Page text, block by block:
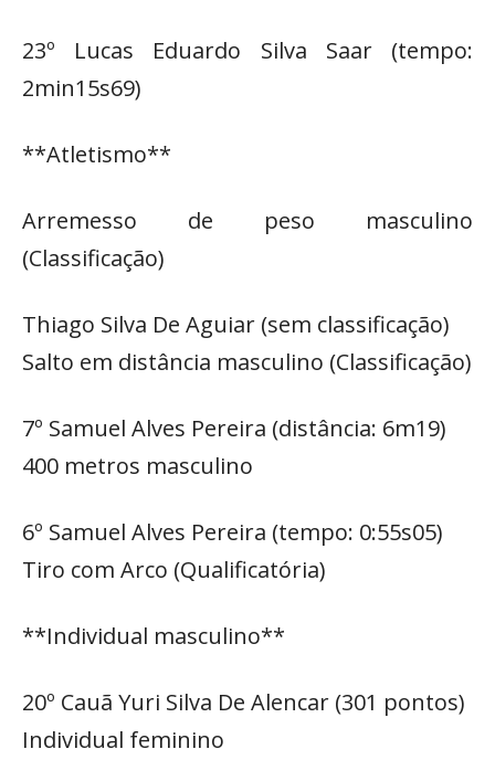
23º Lucas Eduardo Silva Saar (tempo:
2min15s69)
**Atletismo**
Arremesso de peso masculino
(Classificação)
Thiago Silva De Aguiar (sem classificação)
Salto em distância masculino (Classificação)
7º Samuel Alves Pereira (distância: 6m19)
400 metros masculino
6º Samuel Alves Pereira (tempo: 0:55s05)
Tiro com Arco (Qualificatória)
**Individual masculino**
20º Cauã Yuri Silva De Alencar (301 pontos)
Individual feminino